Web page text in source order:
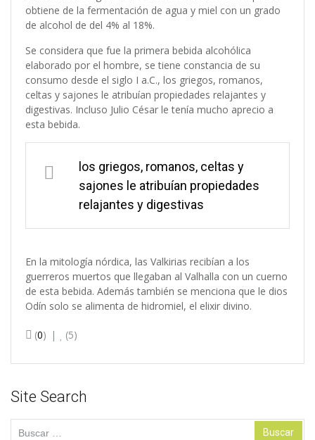
obtiene de la fermentación de agua y miel con un grado
de alcohol de del 4% al 18%.
Se considera que fue la primera bebida alcohólica
elaborado por el hombre, se tiene constancia de su
consumo desde el siglo I a.C., los griegos, romanos,
celtas y sajones le atribuían propiedades relajantes y
digestivas. Incluso Julio César le tenía mucho aprecio a
esta bebida.
los griegos, romanos, celtas y
sajones le atribuían propiedades
relajantes y digestivas
En la mitología nórdica, las Valkirias recibían a los
guerreros muertos que llegaban al Valhalla con un cuerno
de esta bebida. Además también se menciona que le dios
Odín solo se alimenta de hidromiel, el elixir divino.
(0) (5)
Site Search